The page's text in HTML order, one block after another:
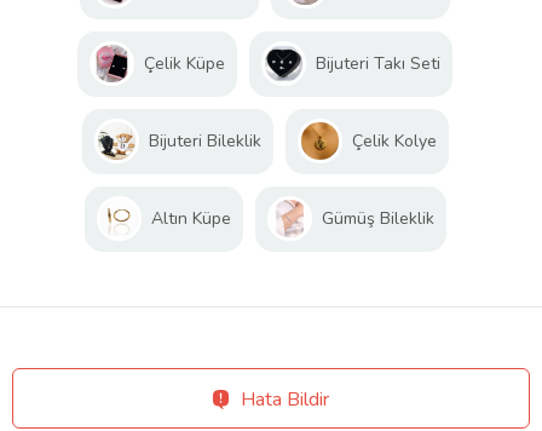
Çelik Küpe Bijuteri Takı Seti
Bijuteri Bileklik Çelik Kolye
Altın Küpe Gümüş Bileklik
Hata Bildir